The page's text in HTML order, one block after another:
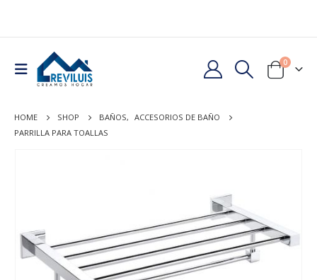
0
HOME SHOP BAÑOS, ACCESORIOS DE BAÑO
PARRILLA PARA TOALLAS